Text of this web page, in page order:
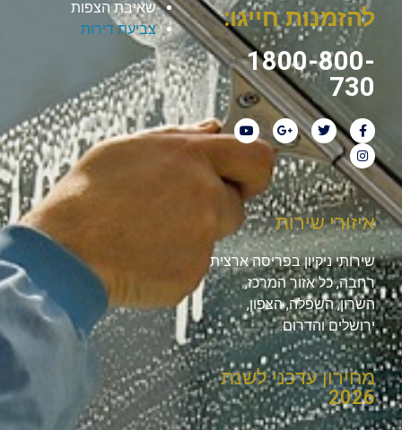
להזמנות חייגו:
1800-800-
730
שאיבת הצפות
צביעת דירות
איזורי שירות
שירותי ניקיון בפריסה ארצית
רחבה, כל אזור המרכז,
השרון, השפלה, הצפון,
ירושלים והדרום.
מחירון עדכני לשנת
2026